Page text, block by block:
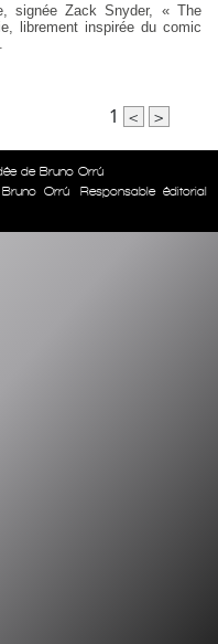
signée Zack Snyder, « The
librement inspirée du comic
1 < >
de Bruno Orrú
Bruno Orrú
Responsable éditorial